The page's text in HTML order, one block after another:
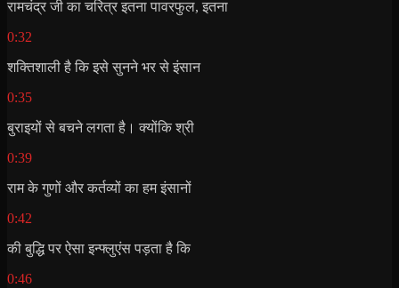
रामचंद्र जी का चरित्र इतना पावरफुल, इतना
0:32
शक्तिशाली है कि इसे सुनने भर से इंसान
0:35
बुराइयों से बचने लगता है। क्योंकि श्री
0:39
राम के गुणों और कर्तव्यों का हम इंसानों
0:42
की बुद्धि पर ऐसा इन्फ्लुएंस पड़ता है कि
0:46